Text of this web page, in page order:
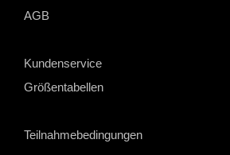
AGB
Kundenservice
Größentabellen
Teilnahmebedingungen